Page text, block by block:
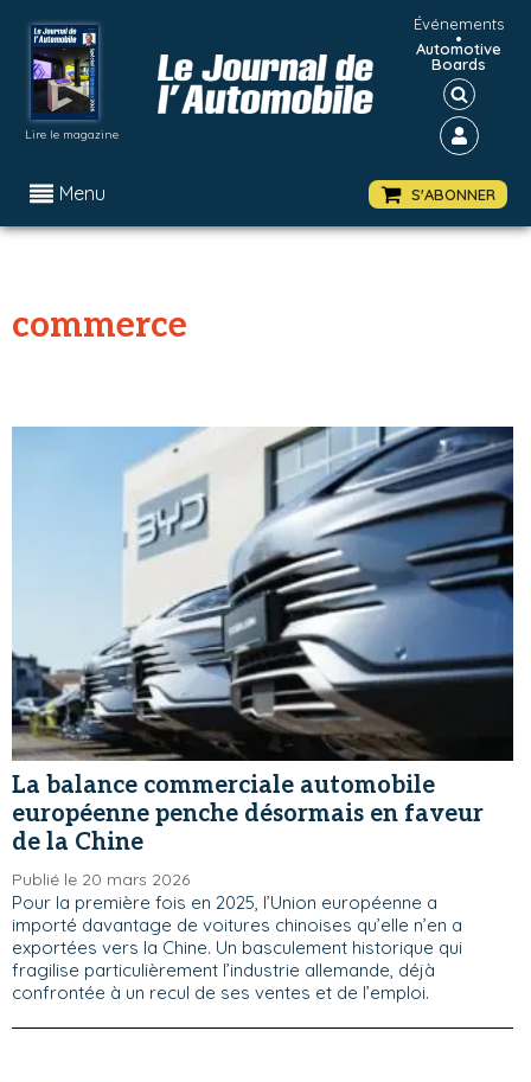
Lire le magazine
Événements
•
Automotive
Boards
Menu S'ABONNER
commerce
La balance commerciale automobile
européenne penche désormais en faveur
de la Chine
Publié le 20 mars 2026
Pour la première fois en 2025, l’Union européenne a
importé davantage de voitures chinoises qu’elle n’en a
exportées vers la Chine. Un basculement historique qui
fragilise particulièrement l’industrie allemande, déjà
confrontée à un recul de ses ventes et de l’emploi.